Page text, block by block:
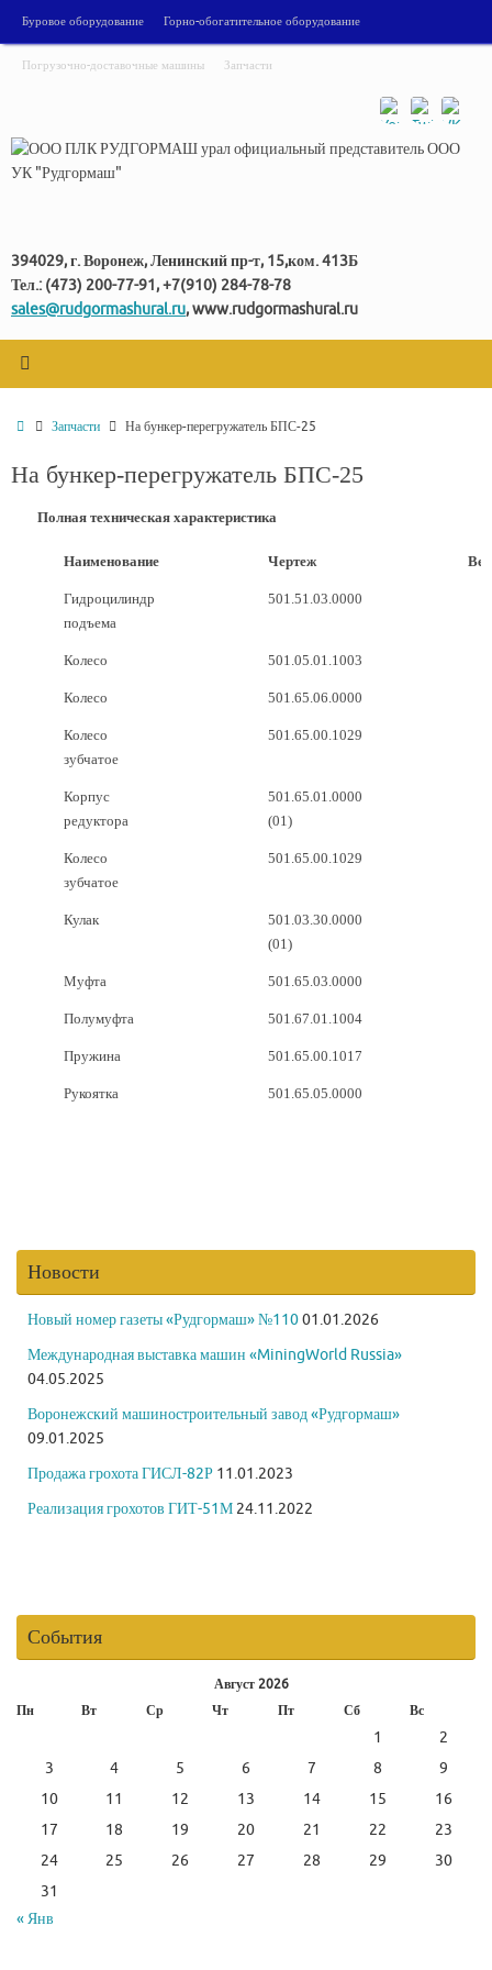
содержимому
Буровое оборудование Горно-обогатительное оборудование
Погрузочно-доставочные машины Запчасти
394029, г. Воронеж, Ленинский пр-т, 15,ком. 413Б
Тел.: (473) 200-77-91, +7(910) 284-78-78
sales@rudgormashural.ru, www.rudgormashural.ru
Главная
Запчасти На бункер-перегружатель БПС-25
На бункер-перегружатель БПС-25
Полная техническая характеристика
Наименование Чертеж Вес
Гидроцилиндр
подъема
501.51.03.0000
Колесо 501.05.01.1003
Колесо 501.65.06.0000
Колесо
зубчатое
501.65.00.1029
Корпус
редуктора
501.65.01.0000
(01)
Колесо
зубчатое
501.65.00.1029
Кулак
501.03.30.0000
(01)
Муфта 501.65.03.0000
Полумуфта 501.67.01.1004
Пружина 501.65.00.1017
Рукоятка 501.65.05.0000
Новости
Новый номер газеты «Рудгормаш» №11001.01.2026
Международная выставка машин «MiningWorld Russia»
04.05.2025
Воронежский машиностроительный завод «Рудгормаш»
09.01.2025
Продажа грохота ГИСЛ-82Р 11.01.2023
Реализация грохотов ГИТ-51М 24.11.2022
События
Август 2026
Пн
Вт Ср Чт Пт Сб Вс
1
2
3
4 5 6 7 8
9
10
11 12 13 14 15
16
17
18 19 20 21 22
23
24
25 26 27 28 29
30
31
« Янв